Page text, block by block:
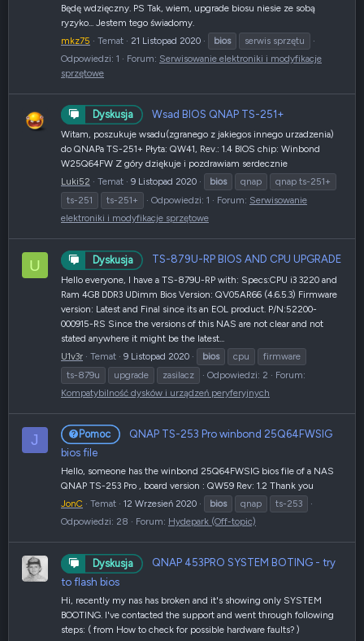
Będę wdzięczny. PS Tak, wiem, upgrade biosu niesie ze sobą
ryzyko... Jestem tego świadomy.
mkz75
Temat 21 Listopad 2020 bios
serwis sprzętu
Odpowiedzi: 1
Forum: Serwisowanie elektroniki i modyfikacje
sprzętowe
Dyskusja Wsad BIOS QNAP TS-251+
Witam, poszukuje wsadu(zgranego z jakiegos innego urzadzenia)
do QNAPa TS-251+ Płyta: QW41, Rev.: 1.4 BIOS chip: Winbond
W25Q64FW Z góry dziękuje i pozdrawiam serdecznie
Luki52
Temat 9 Listopad 2020 bios qnap
qnap ts-251+
ts-251
ts-251+ Odpowiedzi: 1 Forum: Serwisowanie
elektroniki i modyfikacje sprzętowe
U Dyskusja TS-879U-RP BIOS AND CPU UPGRADE
Hello everyone, I have a TS-879U-RP with: Specs:CPU i3 3220 and
Ram 4GB DDR3 UDimm Bios Version: QV05AR66 (4.6.5.3) Firmware
version: Latest and Final since its an EOL product. P/N:52200-
000915-RS Since the versions of this NAS are not clear and not
stated anywhere it might be the latest...
U1v3r
Temat 9 Listopad 2020 bios cpu
firmware
ts-879u
upgrade zasilacz Odpowiedzi: 2
Forum:
Kompatybilność dysków i urządzeń peryferyjnych
J Pomoc
QNAP TS-253 Pro winbond 25Q64FWSIG
bios file
Hello, someone has the winbond 25Q64FWSIG bios file of a NAS
QNAP TS-253 Pro , board version : QW59 Rev: 1.2 Thank you
JonC
Temat 12 Wrzesień 2020 bios qnap
ts-253
Odpowiedzi: 28
Forum: Hydepark (Off-topic)
Dyskusja
QNAP 453PRO SYSTEM BOTING - try
to flash bios
Hi, recently my nas has broken and it's showing only SYSTEM
BOOTING. I've contacted the support and went through following
steps: ( from How to check for possible hardware faults? )